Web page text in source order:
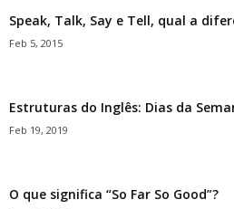
Speak, Talk, Say e Tell, qual a
Feb 5, 2015
Estruturas do Inglês: Dias da
Feb 19, 2019
O que significa “So Far So Good”?